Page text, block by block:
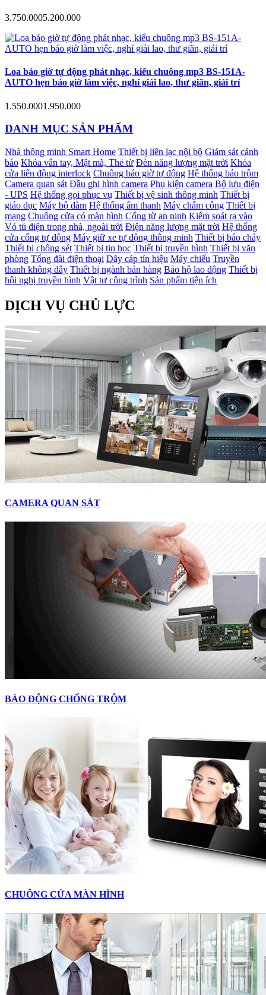
3.750.0005.200.000
Loa báo giờ tự động phát nhạc, kiểu chuông mp3 BS-151A-
AUTO hẹn báo giờ làm việc, nghỉ giải lao, thư giãn, giải trí
1.550.0001.950.000
DANH MỤC SẢN PHẨM
Nhà thông minh Smart Home Thiết bị liên lạc nội bộ Giám sát cảnh
báo Khóa vân tay, Mật mã, Thẻ từ Đèn năng lượng mặt trời Khóa
cửa liên động interlock Chuông báo giờ tự động Hệ thống báo trộm
Camera quan sát Đầu ghi hình camera Phụ kiện camera Bộ lưu điện
- UPS Hệ thống gọi phục vụ Thiết bị vệ sinh thông minh Thiết bị
giáo dục Máy bộ đàm Hệ thống âm thanh Máy chấm công Thiết bị
mạng Chuông cửa có màn hình Cổng từ an ninh Kiểm soát ra vào
Vỏ tủ điện trong nhà, ngoài trời Điện năng lượng mặt trời Hệ thống
cửa cổng tự động Máy giữ xe tự động thông minh Thiết bị báo cháy
Thiết bị chống sét Thiết bị tin học Thiết bị truyền hình Thiết bị văn
phòng Tổng đài điện thoại Dây cáp tín hiệu Máy chiếu Truyền
thanh không dây Thiết bị ngành bán hàng Bảo hộ lao động Thiết bị
hội nghị truyền hình Vật tư công trình Sản phẩm tiện ích
DỊCH VỤ CHỦ LỰC
CAMERA QUAN SÁT
BÁO ĐỘNG CHỐNG TRỘM
CHUÔNG CỬA MÀN HÌNH